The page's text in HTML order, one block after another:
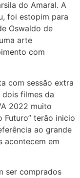
do Amaral. A
foi estopim para
Oswaldo de
arte
com
com sessão extra
dois filmes da
2022 muito
Futuro” terão inicio
ao grande
acontecem em
ser comprados